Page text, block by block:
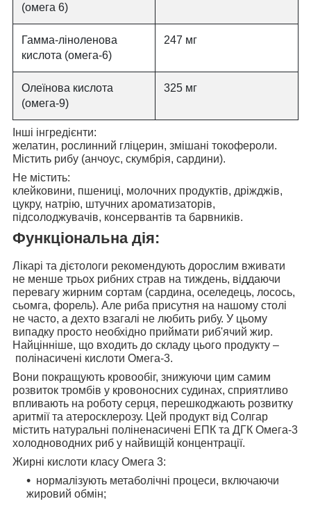
(омега 6)
Гамма-ліноленова
кислота (омега-6)
247 мг
Олеїнова кислота
(омега-9)
325 мг
Інші інгредієнти:
желатин, рослинний гліцерин, змішані токофероли.
Містить рибу (анчоус, скумбрія, сардини).
Не містить:
клейковини, пшениці, молочних продуктів, дріжджів,
цукру, натрію, штучних ароматизаторів,
підсолоджувачів, консервантів та барвників.
Функціональна дія:
Лікарі та дієтологи рекомендують дорослим вживати
не менше трьох рибних страв на тиждень, віддаючи
перевагу жирним сортам (сардина, оселедець, лосось,
сьомга, форель). Але риба присутня на нашому столі
не часто, а дехто взагалі не любить рибу. У цьому
випадку просто необхідно приймати риб'ячий жир.
Найцінніше, що входить до складу цього продукту –
полінасичені кислоти Омега-3.
Вони покращують кровообіг, знижуючи цим самим
розвиток тромбів у кровоносних судинах, сприятливо
впливають на роботу серця, перешкоджають розвитку
аритмії та атеросклерозу. Цей продукт від Солгар
містить натуральні поліненасичені ЕПК та ДГК Омега-3
холодноводних риб у найвищій концентрації.
Жирні кислоти класу Омега 3:
нормалізують метаболічні процеси, включаючи
жировий обмін;